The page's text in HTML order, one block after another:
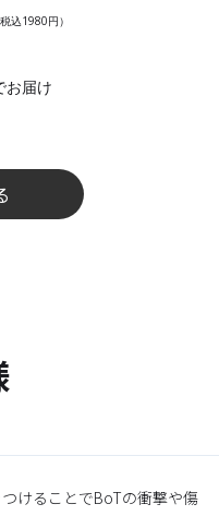
税込1980円）
届け
けることでBoTの衝撃や傷